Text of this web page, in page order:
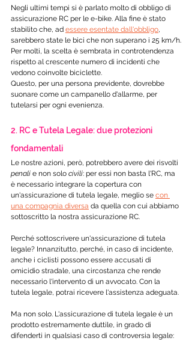
Negli ultimi tempi si è parlato molto di obbligo di
assicurazione RC per le e-bike. Alla fine è stato
stabilito che, ad essere esentate dall'obbligo,
sarebbero state le bici che non superano i 25 km/h.
Per molti, la scelta è sembrata in controtendenza
rispetto al crescente numero di incidenti che
vedono coinvolte biciclette.
Questo, per una persona previdente, dovrebbe
suonare come un campanello d'allarme, per
tutelarsi per ogni evenienza.
2. RC e Tutela Legale: due protezioni
fondamentali
Le nostre azioni, però, potrebbero avere dei risvolti
penali e non solo civili: per essi non basta l'RC, ma
è necessario integrare la copertura con
un'assicurazione di tutela legale, meglio se con
una compagnia diversa da quella con cui abbiamo
sottoscritto la nostra assicurazione RC.
Perché sottoscrivere un'assicurazione di tutela
legale? Innanzitutto, perché, in caso di incidente,
anche i ciclisti possono essere accusati di
omicidio stradale, una circostanza che rende
necessario l'intervento di un avvocato. Con la
tutela legale, potrai ricevere l'assistenza adeguata.
Ma non solo. L'assicurazione di tutela legale è un
prodotto estremamente duttile, in grado di
difenderti in qualsiasi caso di controversia legale: